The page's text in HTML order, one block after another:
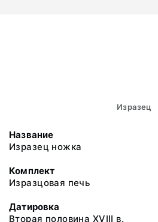
Изразец
Название
Изразец ножка
Комплект
Изразцовая печь
Датировка
Вторая половина ХVIII в.